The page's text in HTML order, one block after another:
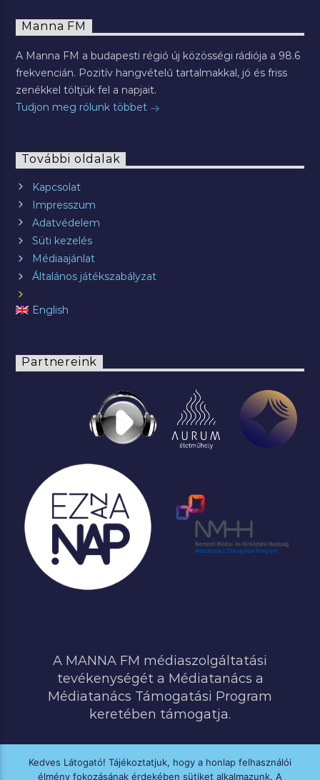
Manna FM
A Manna FM a budapesti régió új közösségi rádiója a 98.6
frekvencián. Pozitív hangvételű tartalmakkal, jó és friss
zenékkel töltjük fel a napjait.
Tudjon meg rólunk többet
További oldalak
Kapcsolat
Impresszum
Adatvédelem
Süti kezelés
Médiaajánlat
Általános játékszabályzat
English
Partnereink
A MANNA FM médiaszolgáltatási
tevékenységét a Médiatanács a
Médiatanács Támogatási Program
keretében támogatja.
Kedves Látogató! Tájékoztatjuk, hogy a honlap felhasználói
élmény fokozásának érdekében sütiket alkalmazunk. A